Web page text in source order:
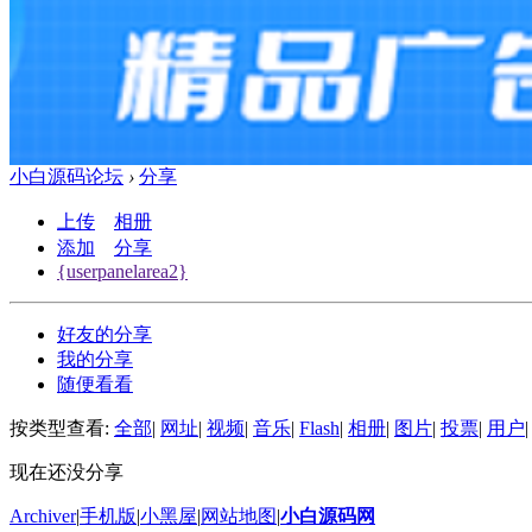
小白源码论坛 › 分享
上传
相册
添加
分享
{userpanelarea2}
好友的分享
我的分享
随便看看
按类型查看: 全部 网址 视频 音乐 Flash 相册 图片 投票 用户
现在还没分享
Archiver|手机版 小黑屋 网站地图 小白源码网